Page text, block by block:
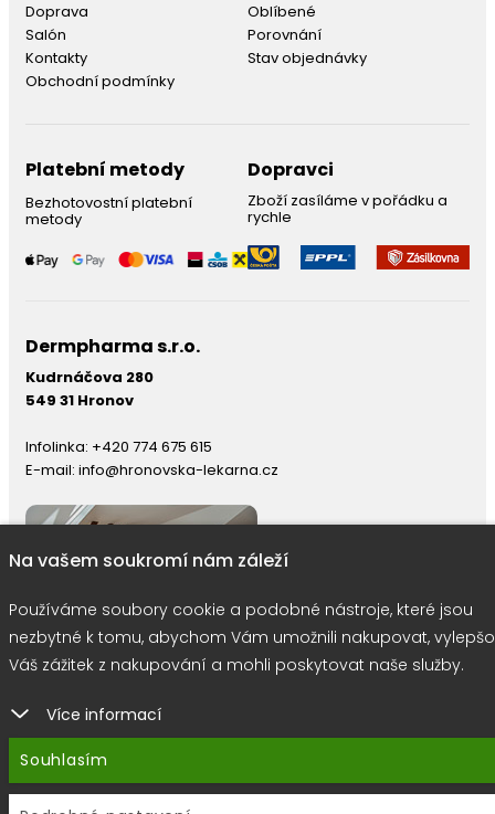
Doprava
Salón
Kontakty
Obchodní podmínky
Oblíbené
Porovnání
Stav objednávky
Platební metody
Bezhotovostní platební
metody
Dopravci
Zboží zasíláme v pořádku a
rychle
Dermpharma s.r.o.
Kudrnáčova 280
549 31 Hronov
Infolinka: +420 774 675 615
E-mail: info@hronovska-lekarna.cz
© 2026 |
Na vašem soukromí nám záleží
Používáme soubory cookie a podobné nástroje, které jsou
nezbytné k tomu, abychom Vám umožnili nakupovat,
Váš zážitek z nakupování a mohli poskytovat naše služby.
Více informací
Souhlasím